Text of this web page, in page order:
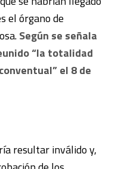
el órgano de
Según se señala
“la totalidad
el 8 de
resultar inválido y,